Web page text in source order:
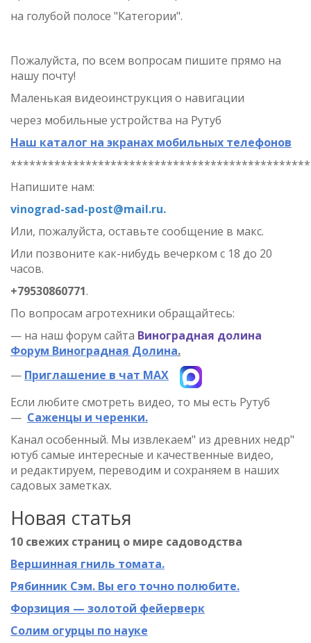
на голубой полосе "Категории".
Пожалуйста, по всем вопросам пишите прямо на
нашу почту!
Маленькая видеоинструкция о навигации
через мобильные устройства на Рутуб
Наш каталог на экранах мобильных телефонов
Напишите нам:
vinograd-sad-post@mail.ru.
Или, пожалуйста, оставьте сообщение в макс.
Или позвоните как-нибудь вечерком с 18 до 20
часов.
+79530860771.
По вопросам агротехники обращайтесь:
— на наш форум сайта Виноградная долина
Форум Виноградная Долина.
— Приглашение в чат МАХ
Если любите смотреть видео, то мы есть Рутуб
— Саженцы и черенки.
Канал особенный. Мы извлекаем" из древних недр"
ютуб самые интересные и качественные видео,
и редактируем, переводим и сохраняем в наших
садовых заметках.
Новая статья
10 свежих страниц о мире садоводства
Вершинная гниль томата.
Рябинник Сэм. Вы его точно полюбите.
Форзиция — золотой фейерверк
Солим огурцы по науке